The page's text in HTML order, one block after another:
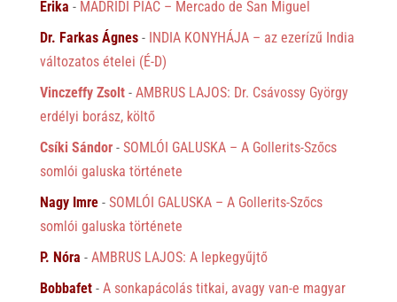
Erika - MADRIDI PIAC – Mercado de San Miguel
Dr. Farkas Ágnes- INDIA KONYHÁJA – az ezerízű India
változatos ételei (É-D)
Vinczeffy Zsolt- AMBRUS LAJOS: Dr. Csávossy György
erdélyi borász, költő
Csíki Sándor- SOMLÓI GALUSKA – A Gollerits-Szőcs
somlói galuska története
Nagy Imre- SOMLÓI GALUSKA – A Gollerits-Szőcs
somlói galuska története
P. Nóra - AMBRUS LAJOS: A lepkegyűjtő
Bobbafet- A sonkapácolás titkai, avagy van-e magyar